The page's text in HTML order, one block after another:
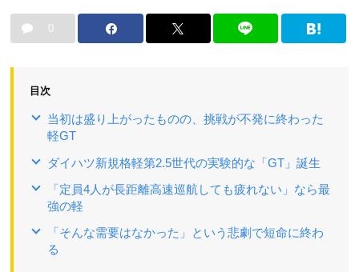
0
目次
当初は盛り上がったものの、挑戦が不発に終わった
軽GT
ダイハツ新規格軽第2.5世代の実験的な「GT」誕生
「定員4人が長距離高速巡航しても疲れない」なら最
強の軽
「そんな需要はなかった」という悲劇で短命に終わ
る